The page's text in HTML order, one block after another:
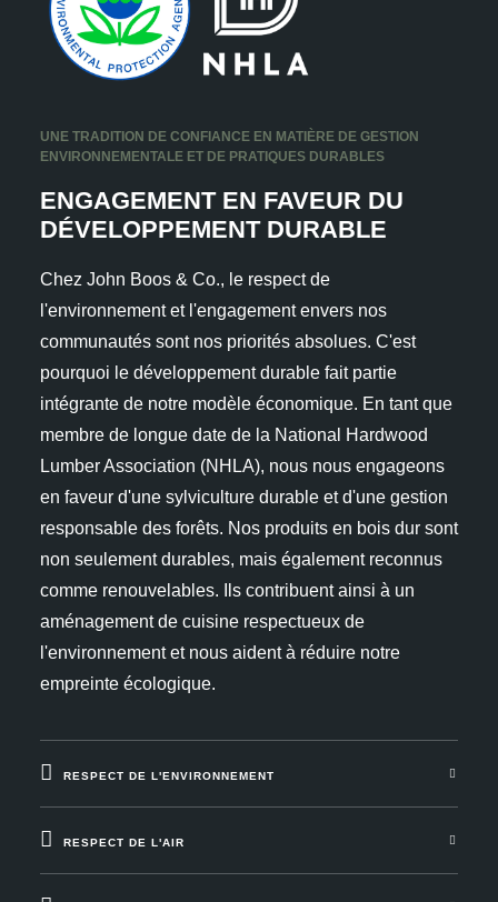
UNE TRADITION DE CONFIANCE EN MATIÈRE DE GESTION
ENVIRONNEMENTALE ET DE PRATIQUES DURABLES
ENGAGEMENT EN FAVEUR DU
DÉVELOPPEMENT DURABLE
Chez John Boos & Co., le respect de
l'environnement et l'engagement envers nos
communautés sont nos priorités absolues. C'est
pourquoi le développement durable fait partie
intégrante de notre modèle économique. En tant que
membre de longue date de la National Hardwood
Lumber Association (NHLA), nous nous engageons
en faveur d'une sylviculture durable et d'une gestion
responsable des forêts. Nos produits en bois dur sont
non seulement durables, mais également reconnus
comme renouvelables. Ils contribuent ainsi à un
aménagement de cuisine respectueux de
l'environnement et nous aident à réduire notre
empreinte écologique.
RESPECT DE L'ENVIRONNEMENT
RESPECT DE L'AIR